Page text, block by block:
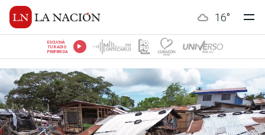
16°
ESCUCHÁ
TU RADIO
PREFERIDA